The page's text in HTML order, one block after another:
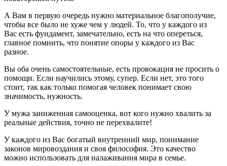
А Вам в первую очередь нужно материальное благополучие,
чтобы все было не хуже чем у людей. То, что у каждого из
Вас есть фундамент, замечательно, есть на что опереться,
главное помнить, что понятие опоры у каждого из Вас
разное.
Вы оба очень самостоятельные, есть провокация не просить о
помощи. Если научились этому, супер. Если нет, это того
стоит, так как только помогая человек понимает свою
значимость, нужность.
У мужа заниженная самооценка, вот кого нужно хвалить за
реальные действия, точно не перехвалите!
У каждого из Вас богатый внутренний мир, понимание
законов мировоздания и своя философия. Это качество
можно использовать для налаживания мира в семье.